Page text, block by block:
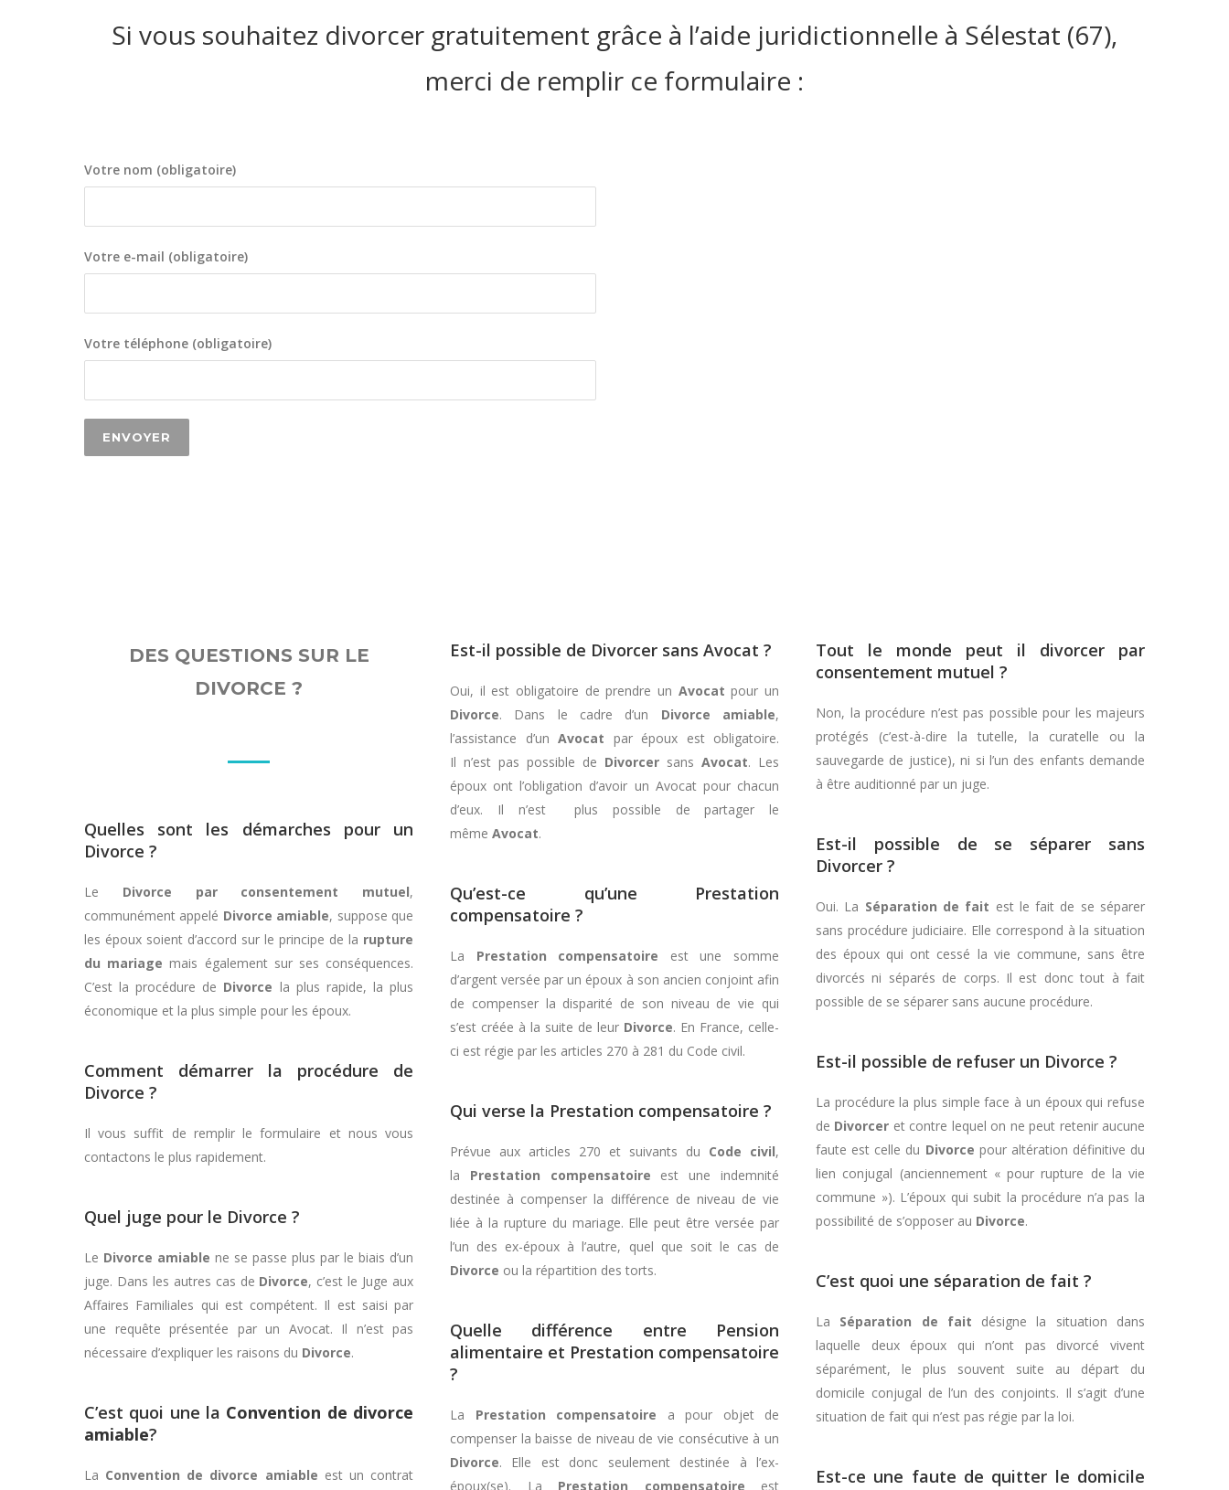
Si vous souhaitez divorcer gratuitement grâce à l’aide juridictionnelle à Sélestat (67),
merci de remplir ce formulaire :
Votre nom (obligatoire)
Votre e-mail (obligatoire)
Votre téléphone (obligatoire)
DES QUESTIONS SUR LE
DIVORCE ?
Quelles sont les démarches pour un
Divorce ?
Le Divorce par consentement mutuel,
communément appelé Divorce amiable, suppose que
les époux soient d’accord sur le principe de la rupture
du mariage mais également sur ses conséquences.
C’est la procédure de Divorce la plus rapide, la plus
économique et la plus simple pour les époux.
Comment démarrer la procédure de
Divorce ?
Il vous suffit de remplir le formulaire et nous vous
contactons le plus rapidement.
Quel juge pour le Divorce ?
Le Divorce amiable ne se passe plus par le biais d’un
juge. Dans les autres cas de Divorce, c’est le Juge aux
Affaires Familiales qui est compétent. Il est saisi par
une requête présentée par un Avocat. Il n’est pas
nécessaire d’expliquer les raisons du Divorce.
C’est quoi une la Convention de divorce
amiable?
La Convention de divorce amiable est un contrat
Est-il possible de Divorcer sans Avocat ?
Oui, il est obligatoire de prendre un Avocat pour un
Divorce. Dans le cadre d’un Divorce amiable,
l’assistance d’un Avocat par époux est obligatoire.
Il n’est pas possible de Divorcer sans Avocat. Les
époux ont l’obligation d’avoir un Avocat pour chacun
d’eux. Il n’est plus possible de partager le
même Avocat.
Qu’est-ce qu’une Prestation
compensatoire ?
La Prestation compensatoire est une somme
d’argent versée par un époux à son ancien conjoint afin
de compenser la disparité de son niveau de vie qui
s’est créée à la suite de leur Divorce. En France, celle-
ci est régie par les articles 270 à 281 du Code civil.
Qui verse la Prestation compensatoire ?
Prévue aux articles 270 et suivants du Code civil,
la Prestation compensatoire est une indemnité
destinée à compenser la différence de niveau de vie
liée à la rupture du mariage. Elle peut être versée par
l’un des ex-époux à l’autre, quel que soit le cas de
Divorce ou la répartition des torts.
Quelle différence entre Pension
alimentaire et Prestation compensatoire
?
La Prestation compensatoire a pour objet de
compenser la baisse de niveau de vie consécutive à un
Divorce. Elle est donc seulement destinée à l’ex-
époux(se). La Prestation compensatoire est
Tout le monde peut il divorcer par
consentement mutuel ?
Non, la procédure n’est pas possible pour les majeurs
protégés (c’est-à-dire la tutelle, la curatelle ou la
sauvegarde de justice), ni si l’un des enfants demande
à être auditionné par un juge.
Est-il possible de se séparer sans
Divorcer ?
Oui. La Séparation de fait est le fait de se séparer
sans procédure judiciaire. Elle correspond à la situation
des époux qui ont cessé la vie commune, sans être
divorcés ni séparés de corps. Il est donc tout à fait
possible de se séparer sans aucune procédure.
Est-il possible de refuser un Divorce ?
La procédure la plus simple face à un époux qui refuse
de Divorcer et contre lequel on ne peut retenir aucune
faute est celle du Divorce pour altération définitive du
lien conjugal (anciennement « pour rupture de la vie
commune »). L’époux qui subit la procédure n’a pas la
possibilité de s’opposer au Divorce.
C’est quoi une séparation de fait ?
La Séparation de fait désigne la situation dans
laquelle deux époux qui n’ont pas divorcé vivent
séparément, le plus souvent suite au départ du
domicile conjugal de l’un des conjoints. Il s’agit d’une
situation de fait qui n’est pas régie par la loi.
Est-ce une faute de quitter le domicile